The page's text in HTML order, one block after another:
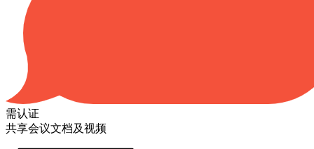
需认证
共享会议文档及视频